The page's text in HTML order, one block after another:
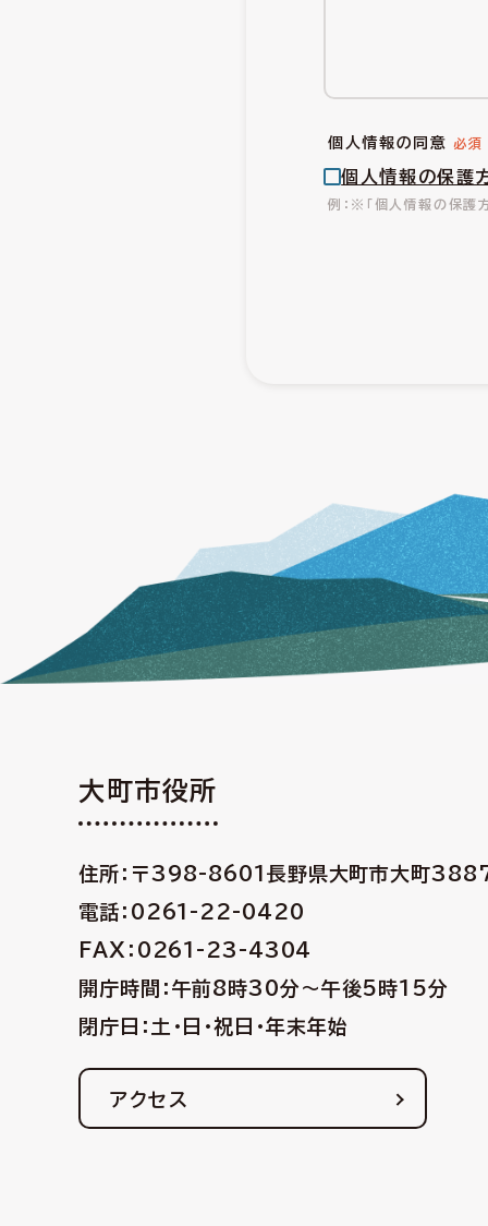
個人情報の同意
個人情報の保護
※「個人情報の保護
大町市役所
住所：〒398-8601 長野県大町市大町
電話：0261-22-0420
FAX：0261-23-4304
開庁時間：午前8時30分〜午後5時15分
閉庁日：土・日・祝日・年末年始
アクセス